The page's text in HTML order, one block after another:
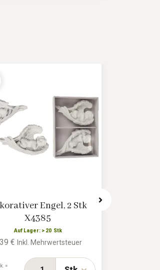
Engel, 2 Stk
X4385
Auf Lager: > 20 Stk
€ Inkl. Mehrwertsteuer
=